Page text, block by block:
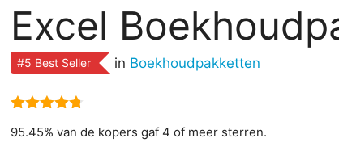
Excel
#5 Best Seller in Boekhoudpakketten
95.45% van de kopers gaf 4 of meer sterren.